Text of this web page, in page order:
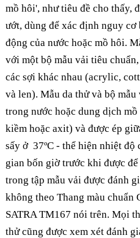
mồ hôi', như tiêu đề cho thấy,
ướt, dùng để xác định nguy
động của nước hoặc mồ hôi.
với một bộ mẫu vải tiêu
các sợi khác nhau (acrylic,
và len). Mẫu da thử và bộ
trong nước hoặc dung dịch
kiềm hoặc axit) và được ép
sấy ở 37ºC - thể hiện nhiệt
gian bốn giờ trước khi được
trong tập mẫu vải được đánh
không theo Thang màu chuẩn
SATRA TM167 nói trên. Mọi
thử cũng được xem xét đánh